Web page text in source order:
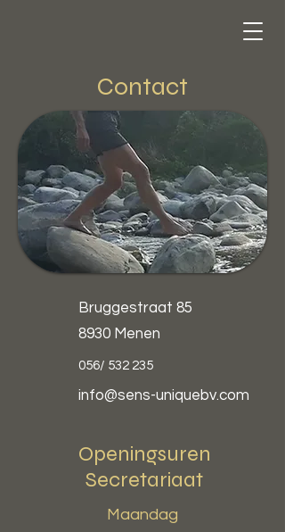
Contact
Bruggestraat 85
8930 Menen
056/ 532 235
info@sens-uniquebv.com
Openingsuren
Secretariaat
Maandag